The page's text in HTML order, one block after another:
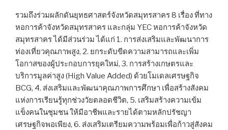
รวมถึงร่วมผลักดันยุทธศาสตร์จังหวัดสมุทรสาคร 8 เรื่อง ที่ทาง
หอการค้าจังหวัดสมุทรสาคร และกลุ่ม YEC หอการค้าจังหวัด
สมุทรสาคร ได้มีส่วนร่วม ได้แก่ 1. การส่งเสริมและพัฒนาการ
ท่องเที่ยวคุณภาพสูง, 2. ยกระดับขีดความสามารถและเพิ่ม
โอกาสของผู้ประกอบการยุคใหม่, 3. การสร้างเกษตรและ
บริการมูลค่าสูง (High Value Added) ด้วยโมเดลเศรษฐกิจ
BCG, 4. ส่งเสริมและพัฒนาคุณภาพการศึกษา เพื่อสร้างสังคม
แห่งการเรียนรู้ทุกช่วงวัยตลอดชีวิต, 5. เสริมสร้างความเข้ม
แข็งคนในชุมชน ให้มีอาชีพและรายได้ตามหลักปรัชญา
เศรษฐกิจพอเพียง, 6. ส่งเสริมเตรียมความพร้อมเพื่อก้าวสู่สังคม